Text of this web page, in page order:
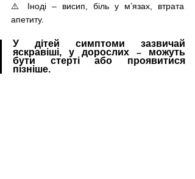
⚠️ Іноді – висип, біль у м’язах, втрата
апетиту.
У дітей симптоми зазвичай
яскравіші, у дорослих – можуть
бути стерті або проявитися
пізніше.